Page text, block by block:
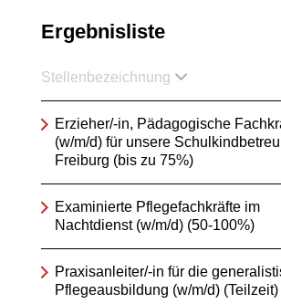
Ergebnisliste
Stellenbezeichnung
Erzieher/-in, Pädagogische
(w/m/d) für unsere
Freiburg (bis zu 75%)
Examinierte Pflegefachkräfte im
Nachtdienst (w/m/d) (50-100%)
Praxisanleiter/-in für die
Pflegeausbildung (w/m/d) (Teilzeit)